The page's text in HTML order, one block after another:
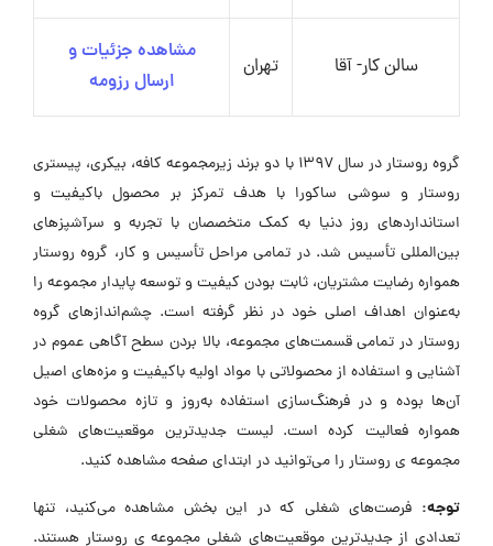
سالن کار- آقا تهران
مشاهده جزئیات و
ارسال رزومه
گروه روستار در سال ۱۳۹۷ با دو برند زیرمجموعه کافه، بیکری، پیستری
روستار و سوشی ساکورا با هدف تمرکز بر محصول باکیفیت و
استانداردهای روز دنیا به کمک متخصصان با تجربه و سرآشپزهای
بین‌المللی تأسیس شد. در تمامی مراحل تأسیس و کار، گروه روستار
همواره رضایت مشتریان، ثابت بودن کیفیت و توسعه پایدار مجموعه را
به‌عنوان اهداف اصلی خود در نظر گرفته است. چشم‌اندازهای گروه
روستار در تمامی قسمت‌های مجموعه، بالا بردن سطح آگاهی عموم در
آشنایی و استفاده از محصولاتی با مواد اولیه باکیفیت و مزه‌های اصیل
آن‌ها بوده و در فرهنگ‌سازی استفاده به‌روز و تازه محصولات خود
همواره فعالیت کرده است. لیست جدیدترین موقعیت‌های شغلی
مجموعه ی روستار را می‌توانید در ابتدای صفحه مشاهده کنید.
توجه: فرصت‌های شغلی که در این بخش مشاهده می‌کنید، تنها
تعدادی از جدیدترین موقعیت‌های شغلی مجموعه ی روستار هستند.